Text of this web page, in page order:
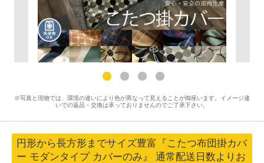
※写真と現物では、環境の違いにより色が異なって見えることが御座います。イメージ違
いでの返品・交換は承っておりませんのでご了承下さい。
円形から長方形までサイズ豊富『こたつ布団掛カバ
ー モダンタイプ カバーのみ』 通常配送日数よりお